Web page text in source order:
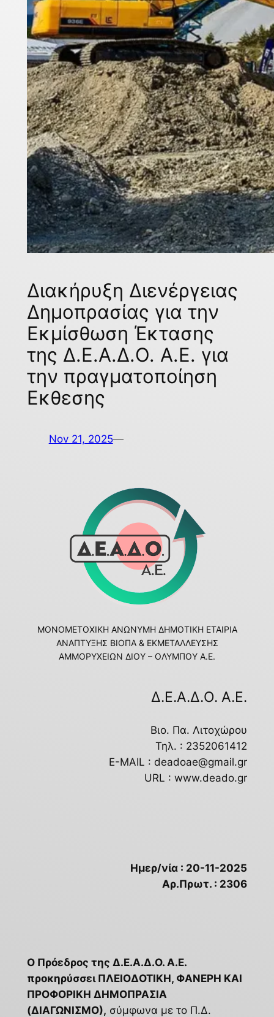
Διακήρυξη Διενέργειας
Δημοπρασίας για την
Εκμίσθωση Έκτασης
της Δ.Ε.Α.Δ.Ο. Α.Ε. για
την πραγματοποίηση
Εκθεσης
Nov 21, 2025—
ΜΟΝΟΜΕΤΟΧΙΚΗ ΑΝΩΝΥΜΗ ΔΗΜΟΤΙΚΗ ΕΤΑΙΡΙΑ
ΑΝΑΠΤΥΞΗΣ ΒΙΟΠΑ & ΕΚΜΕΤΑΛΛΕΥΣΗΣ
ΑΜΜΟΡΥΧΕΙΩΝ ΔΙΟΥ – ΟΛΥΜΠΟΥ Α.Ε.
Δ.Ε.Α.Δ.Ο. Α.Ε.
Βιο. Πα. Λιτοχώρου
Τηλ. : 2352061412
E-MAIL : deadoae@gmail.gr
URL : www.deado.gr
Ημερ/νία : 20-11-2025
Αρ.Πρωτ. : 2306
Ο Πρόεδρος της Δ.Ε.Α.Δ.Ο. Α.Ε.
προκηρύσσει ΠΛΕΙΟΔΟΤΙΚΗ, ΦΑΝΕΡΗ ΚΑΙ
ΠΡΟΦΟΡΙΚΗ ΔΗΜΟΠΡΑΣΙΑ
(ΔΙΑΓΩΝΙΣΜΟ), σύμφωνα με το Π.Δ.